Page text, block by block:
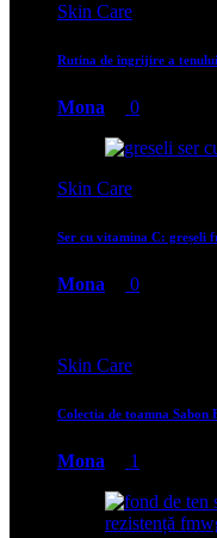
Skin Care
Rutina de îngrijire a
Mona 0
Skin Care
Ser cu vitamina C: greșeli
Mona 0
Skin Care
Colectia de toamna Sabon
Mona 1